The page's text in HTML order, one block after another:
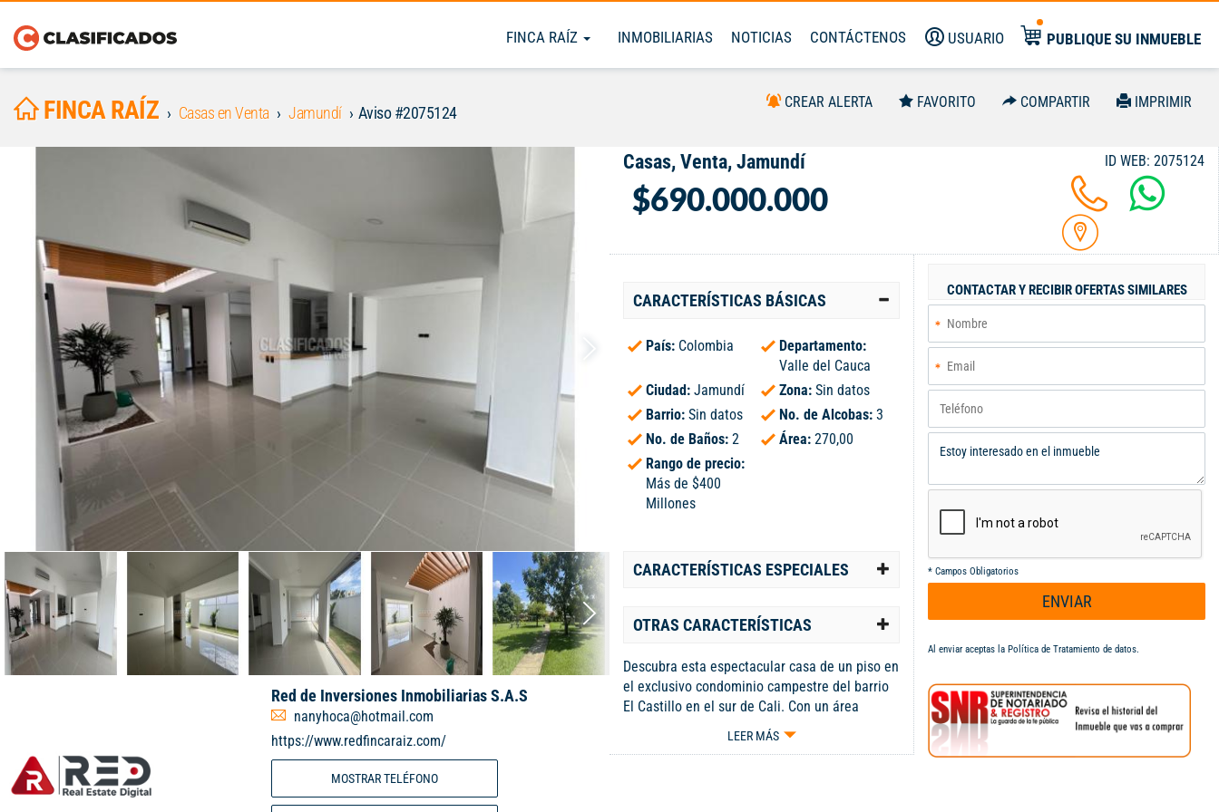
FINCA RAÍZ INMOBILIARIAS NOTICIAS CONTÁCTENOS USUARIO PUBLIQUE SU INMUEBLE
FINCA RAÍZ Casas en Venta Jamundí Aviso #2075124
CREAR ALERTA FAVORITO COMPARTIR IMPRIMIR
Red de Inversiones Inmobiliarias S.A.S
nanyhoca@hotmail.com
https://www.redfincaraiz.com/
MOSTRAR TELÉFONO
Casas, Venta, Jamundí
$690.000.000
ID WEB: 2075124
CARACTERÍSTICAS BÁSICAS
País: Colombia
Departamento:
Valle del Cauca
Ciudad: Jamundí Zona: Sin datos
Barrio: Sin datos No. de Alcobas: 3
No. de Baños: 2 Área: 270,00
Rango de precio:
Más de $400
Millones
CARACTERÍSTICAS ESPECIALES
OTRAS CARACTERÍSTICAS
Descubra esta espectacular casa de un piso en
el exclusivo condominio campestre del barrio
El Castillo en el sur de Cali. Con un área
construida de 200 m² y un lote de 270 m², este
inmueble ha sido meticulosamente
LEER MÁS
CONTACTAR Y RECIBIR OFERTAS SIMILARES
* Campos Obligatorios
ENVIAR
Al enviar aceptas la Política de Tratamiento de datos.